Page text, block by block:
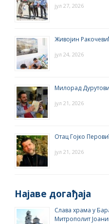
јул 27, 2026
Живојин
јул 24, 2026
Милорад
јул 21, 2026
Отац Гојко
јул 21, 2026
Најаве догађаја
Слава храма у
Митрополит